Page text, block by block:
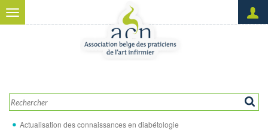
Aller au contenu principal
de passe
Toggle
navigation
Actualisation des connaissances en diabétologie